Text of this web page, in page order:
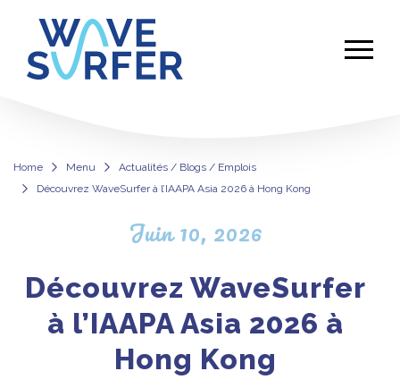
Home Menu
Actualités / Blogs / Emplois
Découvrez WaveSurfer à l’IAAPA Asia 2026 à Hong Kong
Découvrez WaveSurfer à l’IAAPA
Juin 10, 2026
Découvrez WaveSurfer
à l’IAAPA Asia 2026 à
Hong Kong